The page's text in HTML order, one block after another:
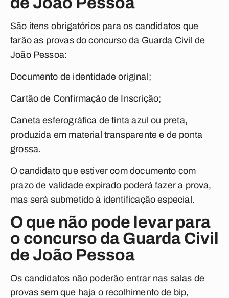
São itens obrigatórios para os candidatos que
farão as provas do concurso da Guarda Civil de
João Pessoa:
Documento de identidade original;
Cartão de Confirmação de Inscrição;
Caneta esferográfica de tinta azul ou preta,
produzida em material transparente e de ponta
grossa.
O candidato que estiver com documento com
prazo de validade expirado poderá fazer a prova,
mas será submetido à identificação especial.
O que não pode levar para
o concurso da Guarda Civil
de João Pessoa
Os candidatos não poderão entrar nas salas de
provas sem que haja o recolhimento de bip,